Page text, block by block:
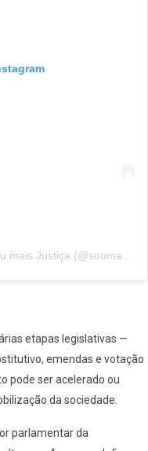
etapas legislativas —
emendas e votação
pode ser acelerado ou
da sociedade.
parlamentar da